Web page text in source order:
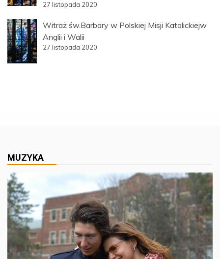
27 listopada 2020
Witraż św.Barbary w Polskiej Misji Katolickiejw
Anglii i Walii
27 listopada 2020
MUZYKA